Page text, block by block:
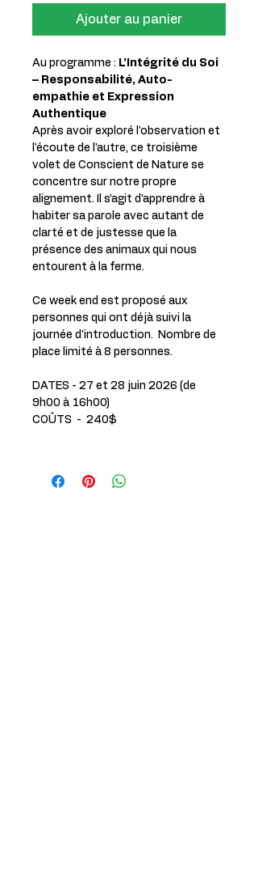
Ajouter au panier
Au programme : L’Intégrité du Soi
– Responsabilité, Auto-
empathie et Expression
Authentique
Après avoir exploré l'observation et
l'écoute de l'autre, ce troisième
volet de Conscient de Nature se
concentre sur notre propre
alignement. Il s'agit d'apprendre à
habiter sa parole avec autant de
clarté et de justesse que la
présence des animaux qui nous
entourent à la ferme.
Ce week end est proposé aux
personnes qui ont déjà suivi la
journée d'introduction. Nombre de
place limité à 8 personnes.
DATES - 27 et 28 juin 2026 (de
9h00 à 16h00)
COÛTS - 240$